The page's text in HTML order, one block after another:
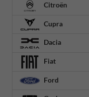
Citroën
Cupra
Dacia
Fiat
Ford